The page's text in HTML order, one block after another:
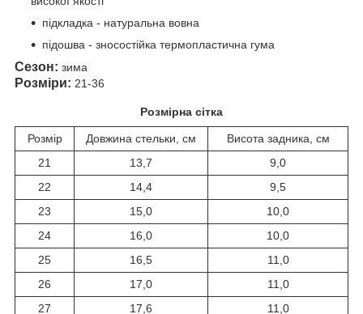
підкладка - натуральна вовна
підошва - зносостійка термопластична гума
Сезон: зима
Розміри: 21-36
Розмірна сітка
Розмір Довжина стельки, см
Висота задника, см
21
13,7
9,0
22
14,4
9,5
23
15,0
10,0
24
16,0
10,0
25
16,5
11,0
26
17,0
11,0
27
17,6 11,0